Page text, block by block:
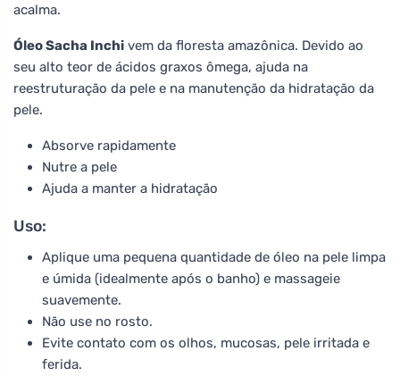
acalma.
Óleo Sacha Inchi vem da floresta amazônica. Devido ao
seu alto teor de ácidos graxos ômega, ajuda na
reestruturação da pele e na manutenção da hidratação da
pele.
Absorve rapidamente
Nutre a pele
Ajuda a manter a hidratação
Uso:
Aplique uma pequena quantidade de óleo na pele limpa
e úmida (idealmente após o banho) e massageie
suavemente.
Não use no rosto.
Evite contato com os olhos, mucosas, pele irritada e
ferida.